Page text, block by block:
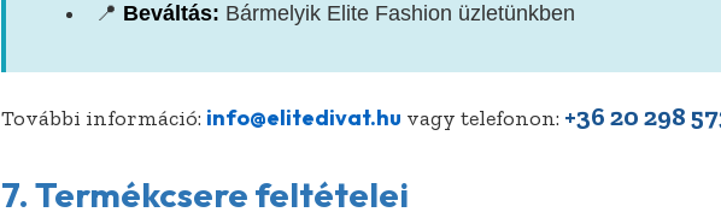
📍 Beváltás: Bármelyik Elite Fashion üzletünkben
További információ: info@elitedivat.hu vagy telefonon: +36 20 298
7. Termékcsere feltételei